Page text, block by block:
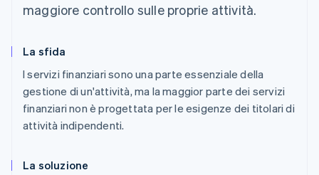
maggiore controllo sulle proprie attività.
La sfida
I servizi finanziari sono una parte essenziale della
gestione di un'attività, ma la maggior parte dei servizi
finanziari non è progettata per le esigenze dei titolari di
attività indipendenti.
La soluzione